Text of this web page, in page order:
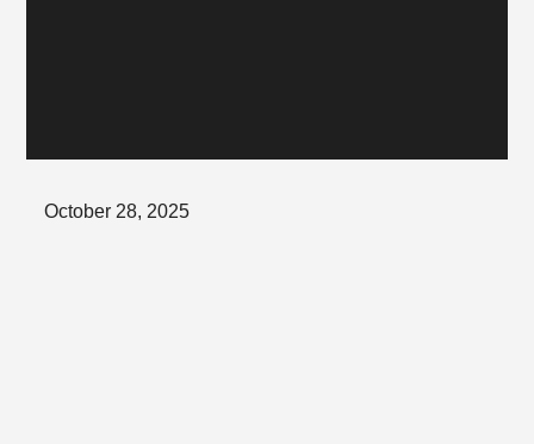
Posted
October 28, 2025